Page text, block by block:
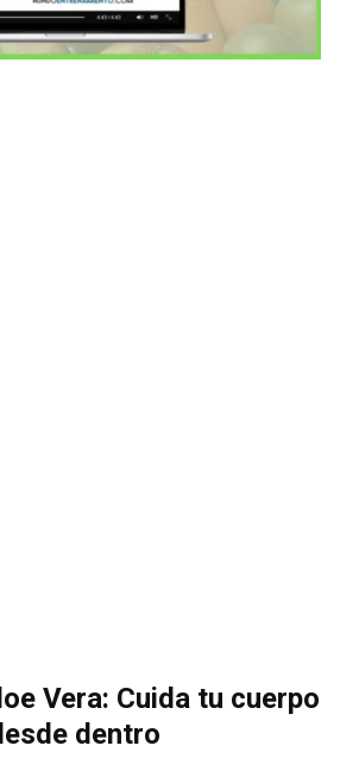
Vera: Cuida tu cuerpo
dentro